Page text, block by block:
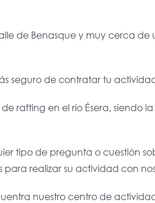
de Benasque y muy cerca
seguro de contratar tu
de rafting en el río Ésera,
tipo de pregunta o cuestión
realizar su actividad con
nuestro centro de